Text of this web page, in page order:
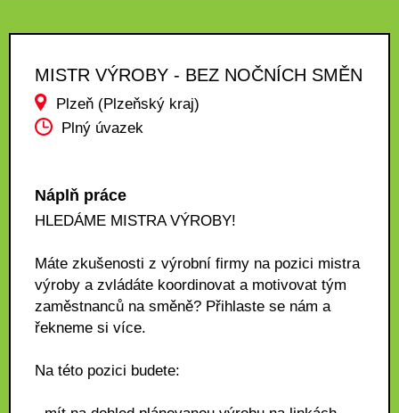
MISTR VÝROBY - BEZ NOČNÍCH SMĚN
Plzeň (Plzeňský kraj)
Plný úvazek
Náplň práce
HLEDÁME MISTRA VÝROBY!
Máte zkušenosti z výrobní firmy na pozici mistra
výroby a zvládáte koordinovat a motivovat tým
zaměstnanců na směně? Přihlaste se nám a
řekneme si více.
Na této pozici budete: